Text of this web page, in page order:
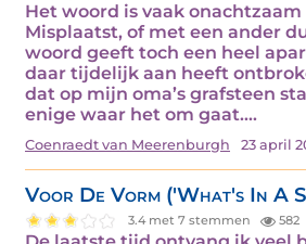
Het woord is vaak
Misplaatst, of met een ander
woord geeft toch een heel
daar tijdelijk aan heeft
dat op mijn oma’s grafsteen
enige waar het om gaat.…
Coenraedt van Meerenburgh 23 april
Voor De Vorm ('What's In A
3.4 met 7 stemmen 582